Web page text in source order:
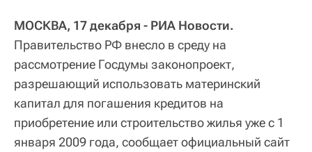
МОСКВА, 17 декабря - РИА Новости.
Правительство РФ внесло в среду на
рассмотрение Госдумы законопроект,
разрешающий использовать материнский
капитал для погашения кредитов на
приобретение или строительство жилья уже с 1
января 2009 года, сообщает официальный сайт